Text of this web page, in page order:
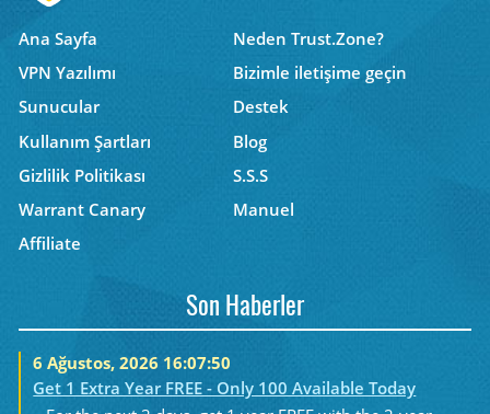
Ana Sayfa
Neden Trust.Zone?
VPN Yazılımı
Bizimle iletişime geçin
Sunucular
Destek
Kullanım Şartları
Blog
Gizlilik Politikası
S.S.S
Warrant Canary
Manuel
Affiliate
Son Haberler
6 Ağustos, 2026 16:07:50
Get 1 Extra Year FREE - Only 100 Available Today